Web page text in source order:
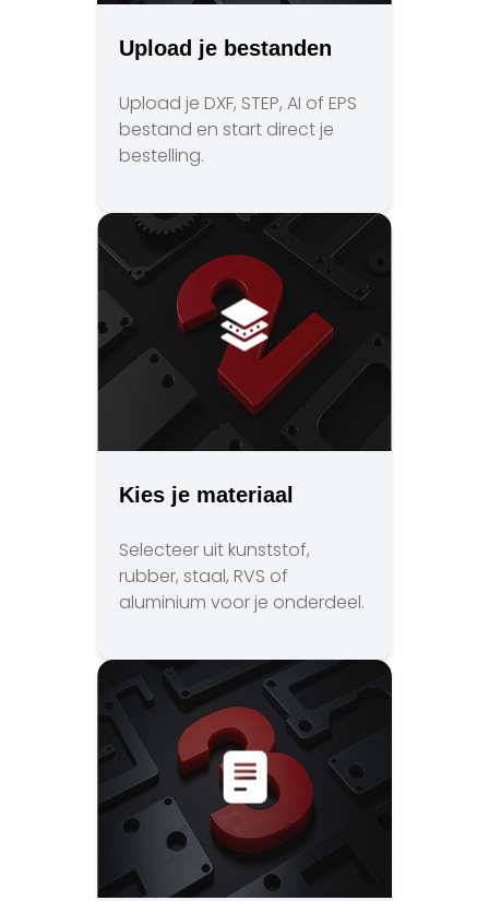
Upload je bestanden
Upload je DXF, STEP, AI of EPS
bestand en start direct je
bestelling.
Kies je materiaal
Selecteer uit kunststof,
rubber, staal, RVS of
aluminium voor je onderdeel.